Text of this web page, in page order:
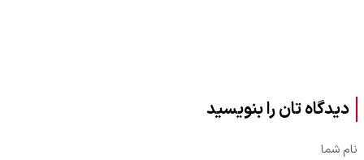
دیدگاه تان را بنویسید
نام شما